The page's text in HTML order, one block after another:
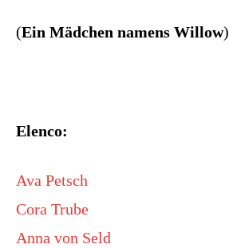
(Ein Mädchen namens Willow)
Elenco:
Ava Petsch
Cora Trube
Anna von Seld